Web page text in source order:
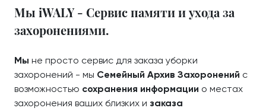
Мы iWALY - Сервис памяти и ухода за
захоронениями.
Мы не просто сервис для заказа уборки
захоронений - мы Семейный Архив Захоронений с
возможностью сохранения информации о местах
захоронения ваших близких и заказа